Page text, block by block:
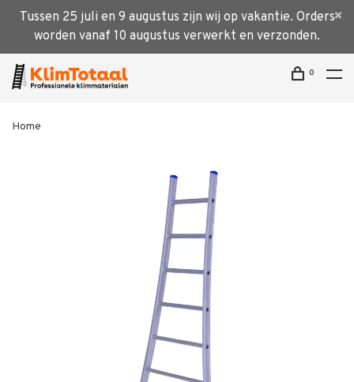
Tussen 25 juli en 9 augustus zijn wij op vakantie. Orders
worden vanaf 10 augustus verwerkt en verzonden.
0
Home